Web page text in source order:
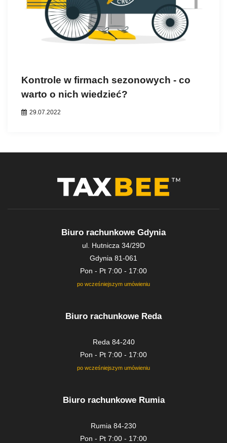
Kontrole w firmach sezonowych - co
warto o nich wiedzieć?
29.07.2022
Biuro rachunkowe Gdynia
ul. Hutnicza 34/29D
Gdynia 81-061
Pon - Pt 7:00 - 17:00
po wcześniejszym umówieniu
Biuro rachunkowe Reda
Reda 84-240
Pon - Pt 7:00 - 17:00
po wcześniejszym umówieniu
Biuro rachunkowe Rumia
Rumia 84-230
Pon - Pt 7:00 - 17:00